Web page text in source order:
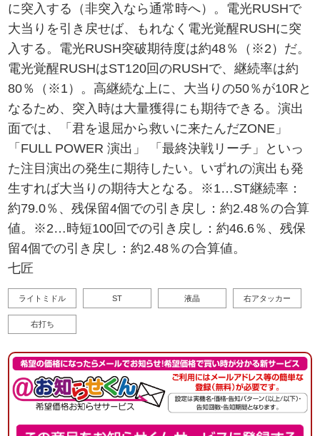
に突入する（非突入なら通常時へ）。電光RUSHで
大当りを引き戻せば、もれなく電光覚醒RUSHに突
入する。電光RUSH突破期待度は約48％（※2）だ。
電光覚醒RUSHはST120回のRUSHで、継続率は約
80％（※1）。高継続な上に、大当りの50％が10Rと
なるため、突入時は大量獲得にも期待できる。演出
面では、「君を退屈から救いに来たんだZONE」
「FULL POWER 演出」 「最終決戦リーチ」といっ
た注目演出の発生に期待したい。いずれの演出も発
生すれば大当りの期待大となる。※1…ST継続率：
約79.0％、残保留4個での引き戻し：約2.48％の合算
値。※2…時短100回での引き戻し：約46.6％、残保
留4個での引き戻し：約2.48％の合算値。
七匠
ライトミドル ST 液晶 右アタッカー
右打ち